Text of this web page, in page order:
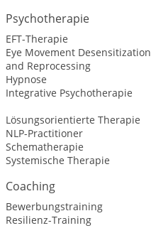
Psychotherapie
EFT-Therapie
Eye Movement Desensitization
and Reprocessing
Hypnose
Integrative Psychotherapie
Lösungsorientierte Therapie
NLP-Practitioner
Schematherapie
Systemische Therapie
Coaching
Bewerbungstraining
Resilienz-Training